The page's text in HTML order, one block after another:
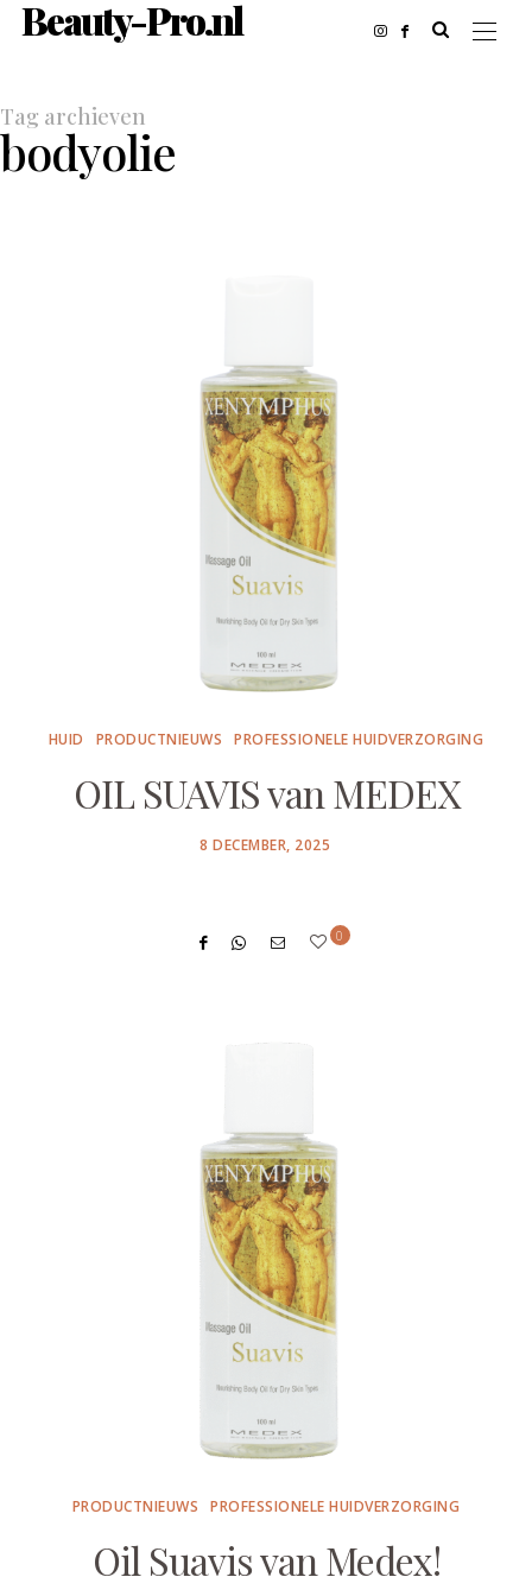
Beauty-Pro.nl
Tag archieven
bodyolie
HUID PRODUCTNIEUWS PROFESSIONELE HUIDVERZORGING
OIL SUAVIS van MEDEX
POSTED
8 DECEMBER, 2025
0
PRODUCTNIEUWS PROFESSIONELE HUIDVERZORGING
Oil Suavis van Medex!